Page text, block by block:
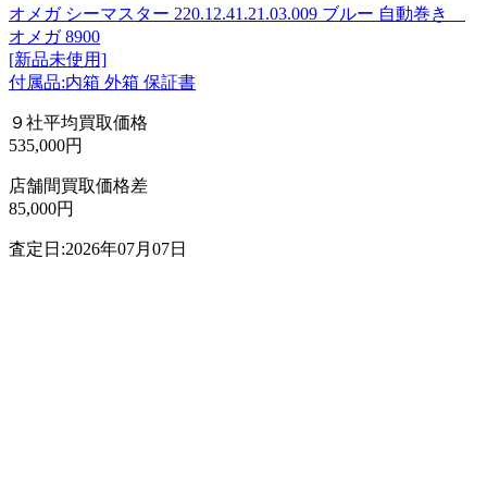
オメガ シーマスター 220.12.41.21.03.009 ブルー 自動巻き
オメガ 8900
[新品未使用]
付属品:内箱 外箱 保証書
９社平均買取価格
535,000円
店舗間買取価格差
85,000円
査定日:2026年07月07日